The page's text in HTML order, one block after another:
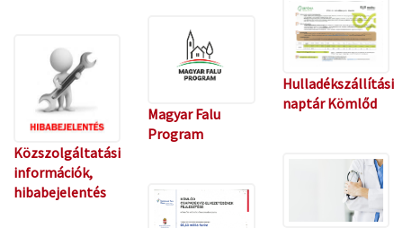
Közszolgáltatási
információk,
hibabejelentés
Magyar Falu
Program
Hulladékszállítási
naptár Kömlőd